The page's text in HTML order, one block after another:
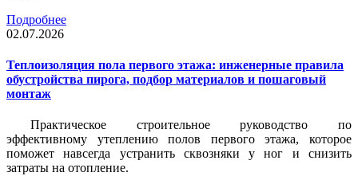
Подробнее
02.07.2026
Теплоизоляция пола первого этажа: инженерные правила
обустройства пирога, подбор материалов и пошаговый
монтаж
Практическое строительное руководство по
эффективному утеплению полов первого этажа, которое
поможет навсегда устранить сквозняки у ног и снизить
затраты на отопление.